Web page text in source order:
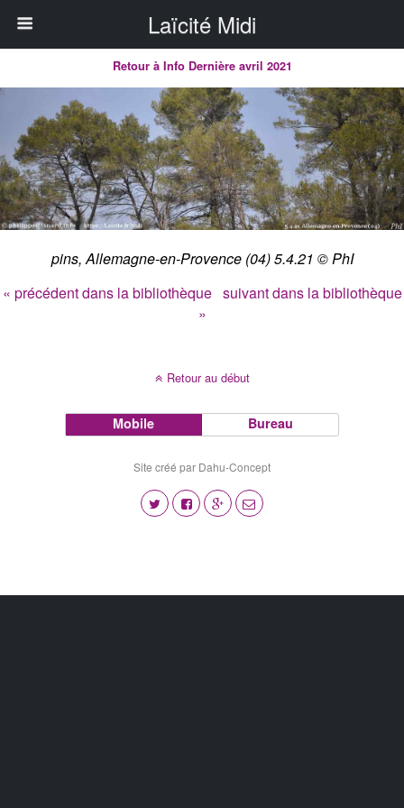
Laïcité Midi
Retour à Info Dernière avril 2021
pins, Allemagne-en-Provence (04) 5.4.21 © PhI
« précédent dans la bibliothèque suivant dans la bibliothèque
»
Retour au début
Mobile Bureau
Site créé par Dahu-Concept